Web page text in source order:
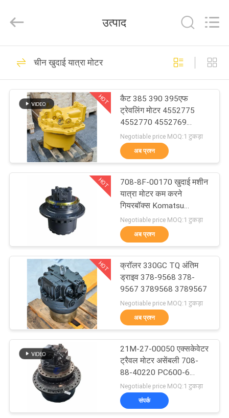
उत्पाद
वीडियो
वीआर
दिखाएँ
गुणवत्ता
नियंत्रण
करें
Machinery
Rights
खुदाई हाइड्रोलिक पंप
1709
खुदाई मशीन का मुख्य
नियंत्रण वाल्व
457
खुदाई अंतिम ड्राइव
910
196
उत्पाद
चीन खुदाई यात्रा मोटर
HOT
कैट 385 390 395एफ
ट्रेवलिंग मोटर 4552775
4552770 4552769
4552771 फाइनल ड्राइव
रिडक्शन बॉक्स
Negotiable price MOQ:1 टुकड़ा
अब प्रश्न
HOT
708-8F-00170 खुदाई मशीन
यात्रा मोटर कम करने
गियरबॉक्स Komatsu
PC200-6 के लिए
Negotiable price MOQ:1 टुकड़ा
अब प्रश्न
HOT
क्रॉलर 330GC TQ अंतिम
ड्राइव 378-9568 378-
9567 3789568 3789567
Negotiable price MOQ:1 टुकड़ा
अब प्रश्न
21M-27-00050 एक्सकेवेटर
ट्रैवल मोटर असेंबली 708-
88-40220 PC600-6
PC650-6 PC600-7 के लिए
Negotiable price MOQ:1 टुकड़ा
संपर्क